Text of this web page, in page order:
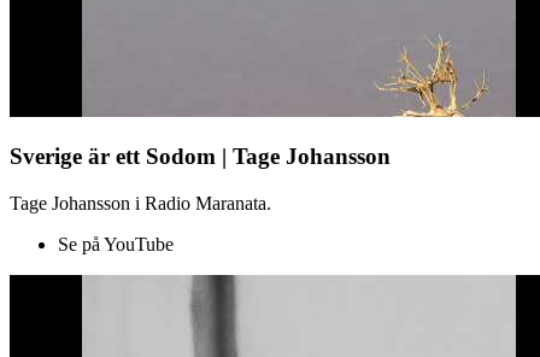
Sverige är ett Sodom | Tage Johansson
Tage Johansson i Radio Maranata.
Se på YouTube